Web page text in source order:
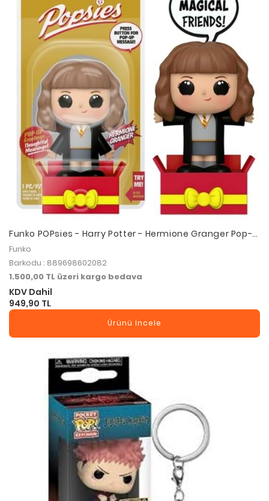
Funko POPsies - Harry Potter - Hermione Granger Pop-
Up
Funko
Barkodu : 889698602082
1.500,00 TL üzeri kargo bedava
KDV Dahil
949,90 TL
Ürünü İncele